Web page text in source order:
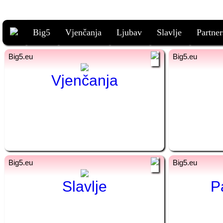
Сватби
bg
Vjenčanja
bs bg
празнуване
bg
Slavlje
bs bg
Big5 Vjenčanja Ljubav Slavlje